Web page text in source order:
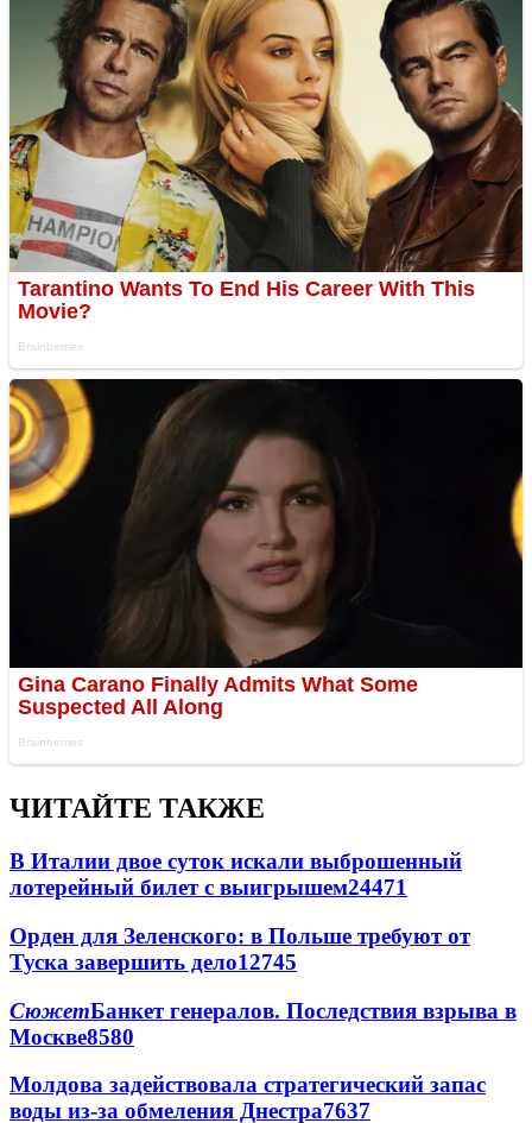
ЧИТАЙТЕ ТАКЖЕ
В Италии двое суток искали выброшенный
лотерейный билет с выигрышем24471
Орден для Зеленского: в Польше требуют от
Туска завершить дело12745
СюжетБанкет генералов. Последствия взрыва в
Москве8580
Молдова задействовала стратегический запас
воды из-за обмеления Днестра7637